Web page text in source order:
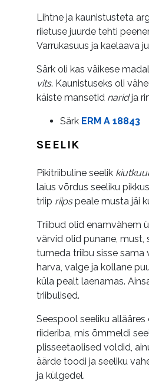
Lihtne ja kaunistusteta
riietuse juurde tehti
Varrukasuus ja kaelaava
Särk oli kas väikese
vits. Kaunistuseks oli
käiste mansetid naridja
Särk ERM A 18843
SEELIK
Pikitriibuline seelik
laius võrdus seeliku
triip riipspeale musta jäi
Triibud olid enamvähem
värvid olid punane, must,
tumeda triibu sisse sama
harva, valge ja kollane
küla pealt laenamas.
triibulised.
Seespool seeliku allääres
riideriba, mis õmmeldi
plisseetaolised voldid,
äärde toodi ja seeliku
ja külgedel.